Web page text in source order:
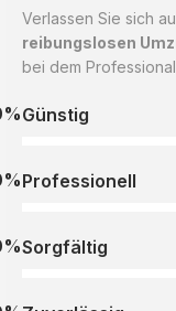
Verlassen Sie sich
reibungslosen
bei dem
Günstig
Professionell
Sorgfältig